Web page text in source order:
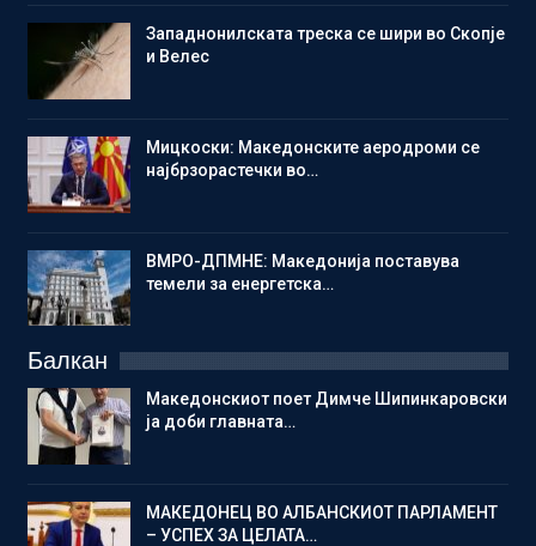
Западнонилската треска се шири во Скопје
и Велес
Мицкоски: Македонските аеродроми се
најбрзорастечки во…
ВМРО-ДПМНЕ: Македонија поставува
темели за енергетска…
Балкан
Македонскиот поет Димче Шипинкаровски
ја доби главната…
МАКЕДОНЕЦ ВО АЛБАНСКИОТ ПАРЛАМЕНТ
– УСПЕХ ЗА ЦЕЛАТА…